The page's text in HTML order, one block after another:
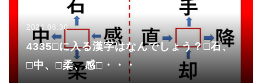
2024.06.30
4335□に入る漢字はなんでしょう？□石、
□中、□柔、感□・・・